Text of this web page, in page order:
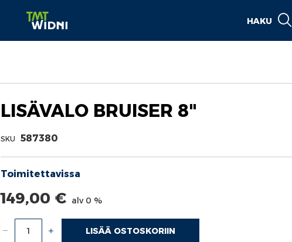
HAKU
LISÄVALO BRUISER 8"
SKU 587380
LISÄÄ OSTOSKORIIN
149,00 € alv 0 %
Toimitettavissa